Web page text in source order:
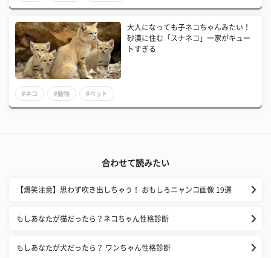
大人になっても子ネコちゃんみたい！
砂漠に住む「スナネコ」一家がキュー
トすぎる
#ネコ #動物 #ペット
合わせて読みたい
【爆笑注意】思わず吹き出しちゃう！ おもしろニャンコ画像 19選
もしあなたが猫だったら？ネコちゃん性格診断
もしあなたが犬だったら？ ワンちゃん性格診断